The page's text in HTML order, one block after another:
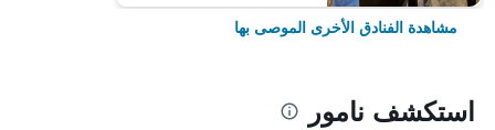
مشاهدة الفنادق الأخرى الموصى بها
استكشف نامور